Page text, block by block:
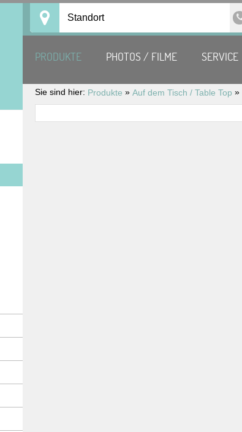
Standort
PRODUKTE PHOTOS / FILME SERVICE
Sie sind hier: Produkte » Auf dem Tisch / Table Top »